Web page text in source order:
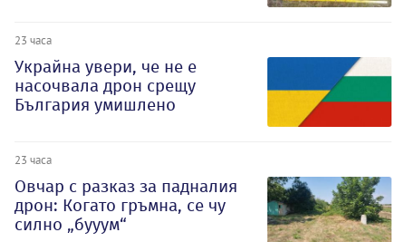
23 часа
Украйна увери, че не е
насочвала дрон срещу
България умишлено
23 часа
Овчар с разказ за падналия
дрон: Когато гръмна, се чу
силно „бууум“